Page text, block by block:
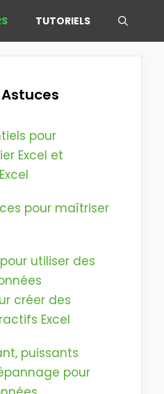
TUTORIELS
Astuces
pour
Excel et
pour maîtriser
utiliser des
créer des
Excel
puissants
pour